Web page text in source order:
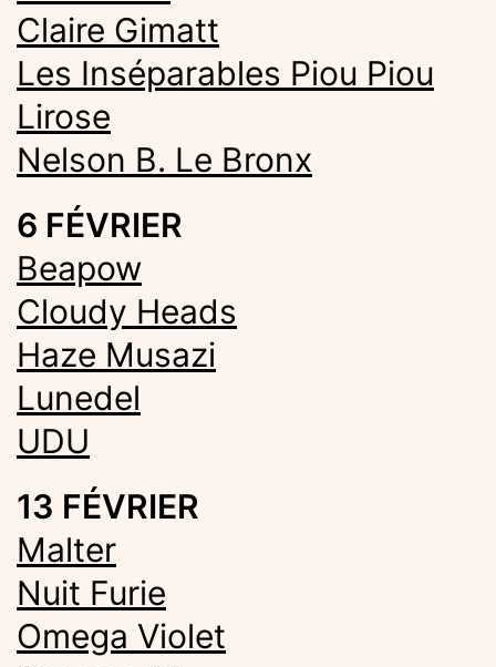
Claire Gimatt
Les Inséparables Piou Piou
Lirose
Nelson B. Le Bronx
6 FÉVRIER
Beapow
Cloudy Heads
Haze Musazi
Lunedel
UDU
13 FÉVRIER
Malter
Nuit Furie
Omega Violet